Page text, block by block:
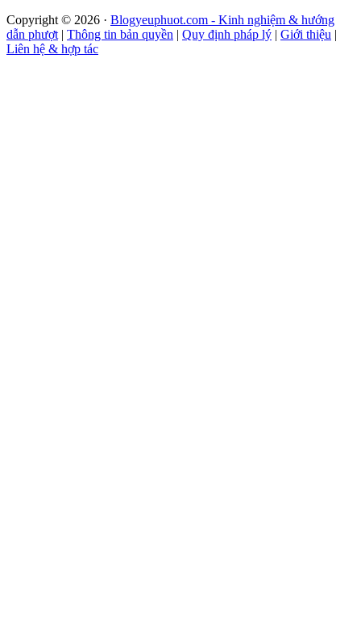
Copyright © 2026 · Blogyeuphuot.com - Kinh nghiệm & hướng
dẫn phượt | Thông tin bản quyền | Quy định pháp lý | Giới thiệu |
Liên hệ & hợp tác